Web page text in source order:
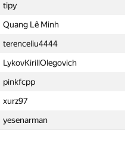
tipy
Quang Lê Minh
terenceliu4444
LykovKirillOlegovich
pinkfcpp
xurz97
yesenarman
e.verganz
KhaustovPavel
sergeisuvorov1
equocredite
Diextra
mtropets
佳宏 段